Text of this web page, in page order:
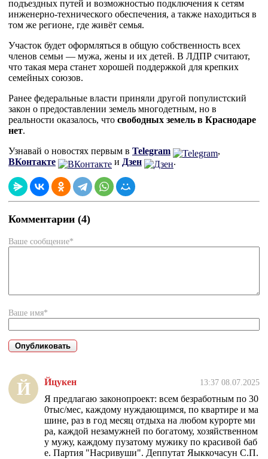
подъездных путей и возможностью подключения к сетям
инженерно-технического обеспечения, а также находиться в
том же регионе, где живёт семья.
Участок будет оформляться в общую собственность всех
членов семьи — мужа, жены и их детей. В ЛДПР считают,
что такая мера станет хорошей поддержкой для крепких
семейных союзов.
Ранее федеральные власти приняли другой популистский
закон о предоставлении земель многодетным, но в
реальности оказалось, что свободных земель в Краснодаре
нет.
Узнавай о новостях первым в Telegram
,
ВКонтакте
и Дзен .
Комментарии (4)
Ваше сообщение*
Ваше имя*
Й Йцукен 13:37 08.07.2025
Я предлагаю законопроект: всем безработным по 30
0тыс/мес, каждому нуждающимся, по квартире и ма
шине, раз в год месяц отдыха на любом курорте ми
ра, каждой незамужней по богатому, хозяйственном
у мужу, каждому пузатому мужику по красивой баб
е. Партия "Насривуши". Деппутат Яыккочасун С.П.